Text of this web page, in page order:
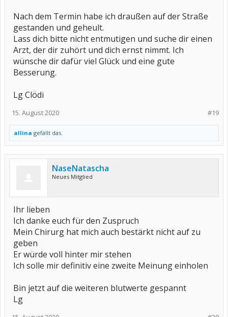
Nach dem Termin habe ich draußen auf der Straße
gestanden und geheult.
Lass dich bitte nicht entmutigen und suche dir einen
Arzt, der dir zuhört und dich ernst nimmt. Ich
wünsche dir dafür viel Glück und eine gute
Besserung.
Lg Clödi
#19
15. August 2020
allina gefällt das.
NaseNatascha
Neues Mitglied
Ihr lieben
Ich danke euch für den Zuspruch
Mein Chirurg hat mich auch bestärkt nicht auf zu
geben
Er würde voll hinter mir stehen
Ich solle mir definitiv eine zweite Meinung einholen
Bin jetzt auf die weiteren blutwerte gespannt
Lg